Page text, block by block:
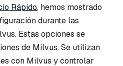
Rápido, hemos mostrado
durante las
Estas opciones se
de Milvus. Se utilizan
con Milvus y controlar